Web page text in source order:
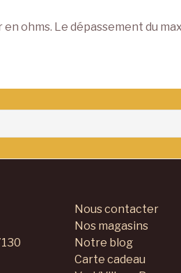
ohms. Le dépassement du
Nous contacter
Nos magasins
Notre blog
Carte cadeau